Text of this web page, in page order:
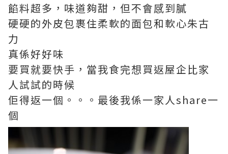
餡料超多，味道夠甜，但不會感到膩
硬硬的外皮包裹住柔軟的面包和軟心朱古
力
真係好好味
要買就要快手，當我食完想買返屋企比家
人試試的時候
佢得返一個。。。最後我係一家人share一
個